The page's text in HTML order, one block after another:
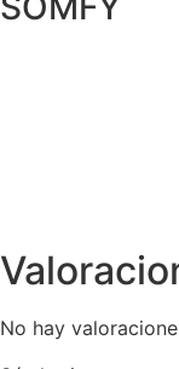
No hay